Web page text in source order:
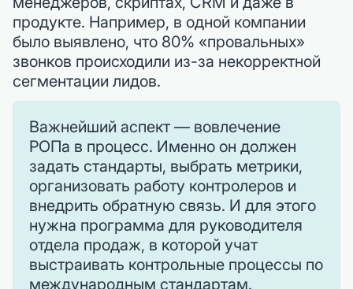
продукте. Например, в одной компании
было выявлено, что 80% «провальных»
звонков происходили из-за некорректной
сегментации лидов.
Важнейший аспект — вовлечение
РОПа в процесс. Именно он должен
задать стандарты, выбрать метрики,
организовать работу контролеров и
внедрить обратную связь. И для этого
нужна программа для руководителя
отдела продаж, в которой учат
выстраивать контрольные процессы по
международным стандартам.